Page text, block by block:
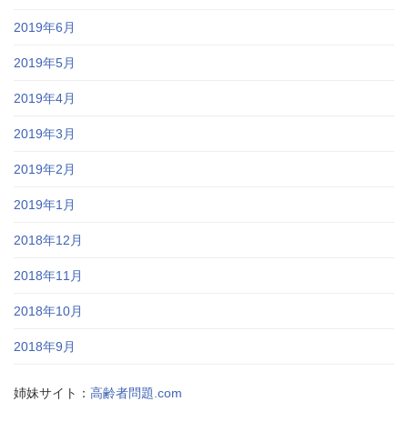
2019年6月
2019年5月
2019年4月
2019年3月
2019年2月
2019年1月
2018年12月
2018年11月
2018年10月
2018年9月
姉妹サイト： 高齢者問題.com